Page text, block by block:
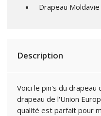
Drapeau Moldavie
Description
Voici le pin's du drapeau
drapeau de l'Union
qualité est parfait pour